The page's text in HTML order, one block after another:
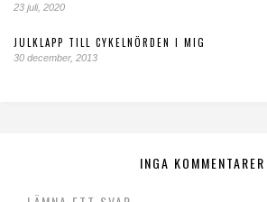
23 juli, 2020
JULKLAPP TILL CYKELNÖRDEN I MIG
30 december, 2013
INGA KOMMENTARER